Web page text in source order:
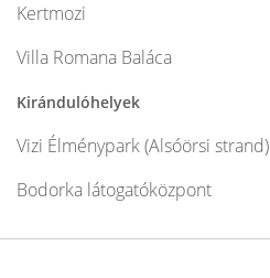
Kertmozi
Villa Romana Baláca
Kirándulóhelyek
Vizi Élménypark (Alsóörsi strand)
Bodorka látogatóközpont